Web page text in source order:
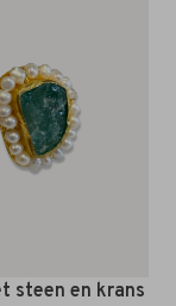
steen en krans